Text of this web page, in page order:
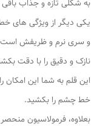
به شکلی تازه و جذاب باقی
و سری نرم و ظریفش است.
نازک و دقیق را با دقت
این قلم به شما این
خط چشم را بکشید.
بعلاوه، فرمولاسیون